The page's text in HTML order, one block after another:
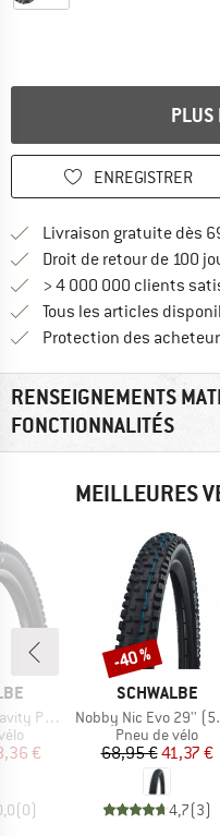
PLUS
ENREGISTRER
Livraison gratuite dès
Droit de retour de 100
> 4 000 000 clients
Tous les articles
Protection des
RENSEIGNEMENTS
FONCTIONNALITÉS
MEILLEURES
(65-584)
réduit
€
(0)
MARQUE
SCHWALBE
Article
Nobby Nic Evo 29'' (57-622) Super Ground FB TLE
Product group
Pneu de vélo
Prix
68,95 €Prix réduit
41,37 €
4,7(3)
Remise
-40 %